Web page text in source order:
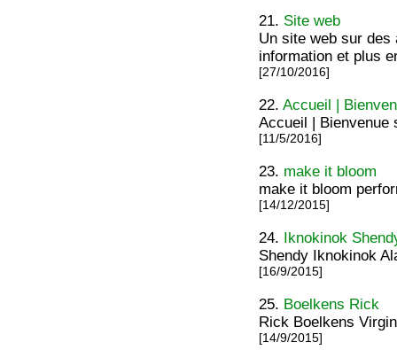
21. Site web
Un site web sur
information et plus
[27/10/2016]
22.Accueil |
Accueil | Bienvenue
[11/5/2016]
23. make it bloom
make it bloom
[14/12/2015]
24. Iknokinok
Shendy Iknokinok
[16/9/2015]
25. Boelkens Rick
Rick Boelkens
[14/9/2015]